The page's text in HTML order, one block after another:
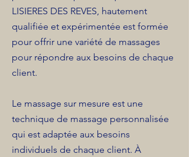
LISIERES DES REVES, hautement
qualifiée et expérimentée est formée
pour offrir une variété de massages
pour répondre aux besoins de chaque
client.
Le massage sur mesure est une
technique de massage personnalisée
qui est adaptée aux besoins
individuels de chaque client. À